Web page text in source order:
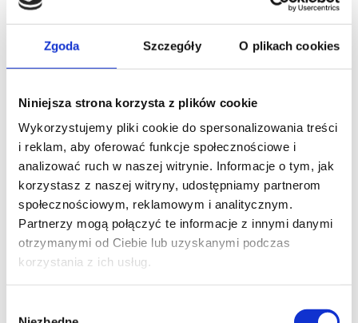
Zgoda Szczegóły O plikach cookies
Niniejsza strona korzysta z plików cookie
Wykorzystujemy pliki cookie do spersonalizowania treści
i reklam, aby oferować funkcje społecznościowe i
analizować ruch w naszej witrynie. Informacje o tym, jak
korzystasz z naszej witryny, udostępniamy partnerom
społecznościowym, reklamowym i analitycznym.
Partnerzy mogą połączyć te informacje z innymi danymi
otrzymanymi od Ciebie lub uzyskanymi podczas
korzystania z ich usług.
terminowego składania deklaracji
ZUS DRA.
A jeśli interesują Cię różnice między
Małym ZUSem Plus, a Ulgą na Start
Przykłady
praktyczne: Mały
ZUS Plus w różnych
sytuacjach
Aby lepiej zobrazować działanie